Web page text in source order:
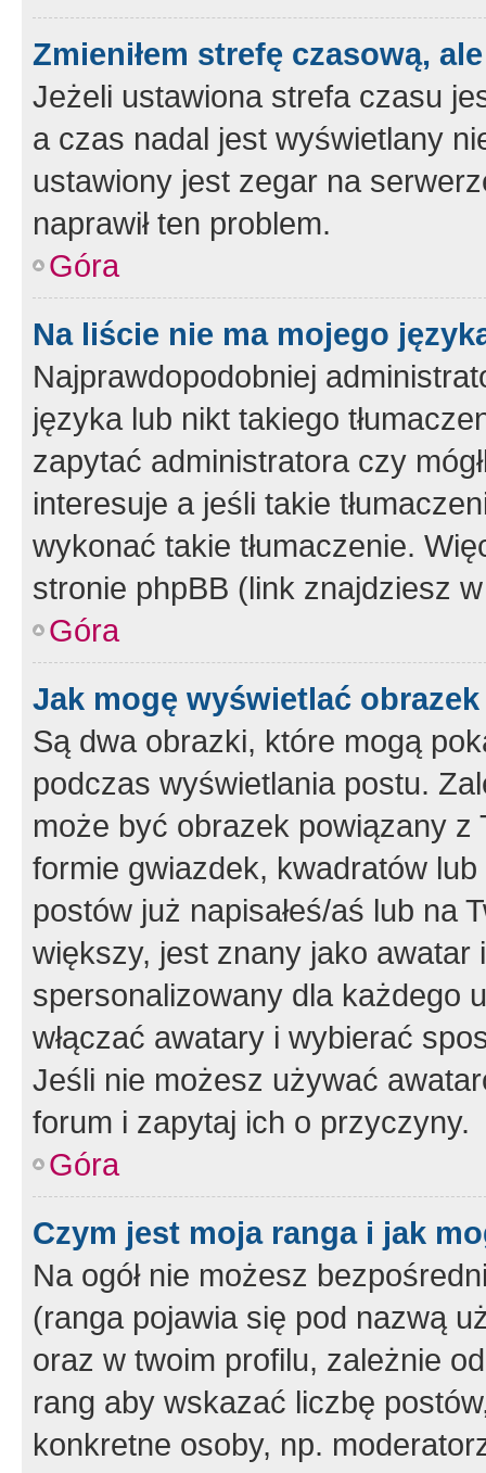
Zmieniłem strefę czasową,
Jeżeli ustawiona strefa czasu
a czas nadal jest wyświetlany
ustawiony jest zegar na
naprawił ten problem.
Góra
Na liście nie ma mojego
Najprawdopodobniej
języka lub nikt takiego
zapytać administratora czy
interesuje a jeśli takie
wykonać takie tłumaczenie.
stronie phpBB (link znajdziesz
Góra
Jak mogę wyświetlać
Są dwa obrazki, które mogą
podczas wyświetlania postu.
może być obrazek powiązany z
formie gwiazdek, kwadratów
postów już napisałeś/aś lub na
większy, jest znany jako
spersonalizowany dla każdego
włączać awatary i wybierać
Jeśli nie możesz używać
forum i zapytaj ich o przyczyny.
Góra
Czym jest moja ranga i jak
Na ogół nie możesz
(ranga pojawia się pod nazwą
oraz w twoim profilu, zależnie
rang aby wskazać liczbę
konkretne osoby, np.